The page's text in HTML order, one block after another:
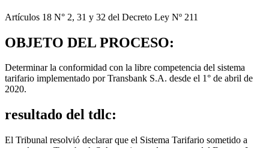
Artículos 18 N° 2, 31 y 32 del Decreto Ley Nº 211
OBJETO DEL PROCESO:
Determinar la conformidad con la libre competencia del sistema
tarifario implementado por Transbank S.A. desde el 1° de abril de
2020.
resultado del tdlc:
El Tribunal resolvió declarar que el Sistema Tarifario sometido a